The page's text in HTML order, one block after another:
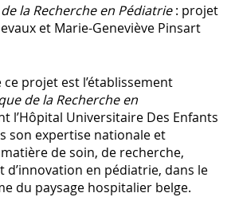
la Recherche en Pédiatrie: projet
et Marie-Geneviève Pinsart
projet est l’établissement
de la Recherche en
l’Hôpital Universitaire Des Enfants
son expertise nationale et
de soin, de recherche,
d’innovation en pédiatrie, dans le
du paysage hospitalier belge.